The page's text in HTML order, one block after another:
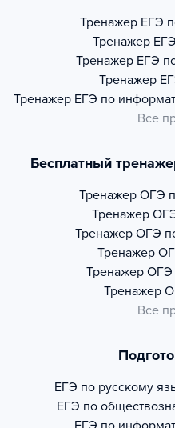
Тренажер ЕГЭ
Тренажер
Тренажер ЕГЭ
Тренажер
Тренажер ЕГЭ по
Все
Бесплатный
Тренажер ОГЭ
Тренажер
Тренажер ОГЭ
Тренажер
Тренажер ОГЭ
Тренажер
Все
ЕГЭ по русскому
ЕГЭ по